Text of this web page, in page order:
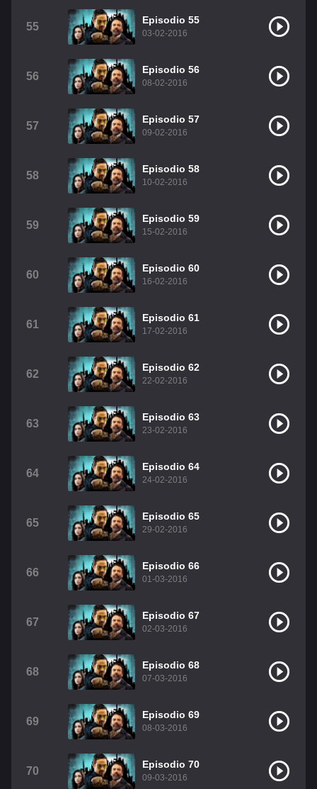
55
Episodio 55
03-02-2016
56
Episodio 56
08-02-2016
57
Episodio 57
09-02-2016
58
Episodio 58
10-02-2016
59
Episodio 59
15-02-2016
60
Episodio 60
16-02-2016
61
Episodio 61
17-02-2016
62
Episodio 62
22-02-2016
63
Episodio 63
23-02-2016
64
Episodio 64
24-02-2016
65
Episodio 65
29-02-2016
66
Episodio 66
01-03-2016
67
Episodio 67
02-03-2016
68
Episodio 68
07-03-2016
69
Episodio 69
08-03-2016
70
Episodio 70
09-03-2016